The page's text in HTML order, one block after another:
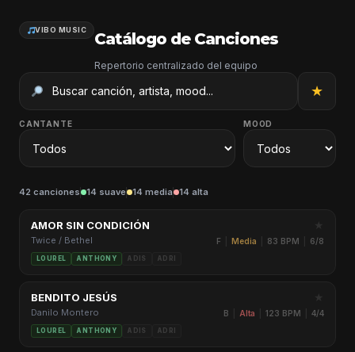
VIBO MUSIC Catálogo de Canciones
Repertorio centralizado del equipo
★
MOOD
CANTANTE
42 canciones 14 suave 14 media 14 alta
AMOR SIN CONDICIÓN
Twice / Bethel F Media 83 BPM 6/8
LOUREL ANTHONY ADIS ADRI
BENDITO JESÚS
Danilo Montero B Alta 123 BPM 4/4
LOUREL ANTHONY ADIS ADRI